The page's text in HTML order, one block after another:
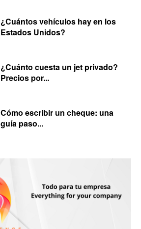
¿Cuántos vehículos hay en los
Estados Unidos?
¿Cuánto cuesta un jet privado?
Precios por...
Cómo escribir un cheque: una
guía paso...